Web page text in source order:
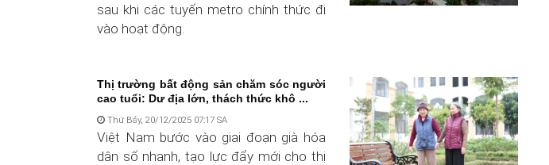
sau khi các tuyến metro chính thức đi
vào hoạt động.
Thị trường bất động sản chăm sóc người
cao tuổi: Dư địa lớn, thách thức khô ...
Thứ Bảy, 20/12/2025 07:17 SA
Việt Nam bước vào giai đoạn già hóa
dân số nhanh, tạo lực đẩy mới cho thị